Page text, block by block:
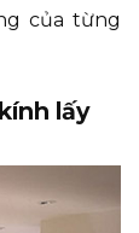
của từng
lấy